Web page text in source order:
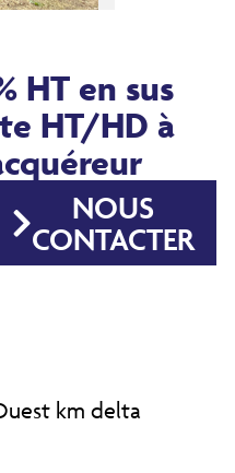
HT en sus
HT/HD à
NOUS
CONTACTER
km delta